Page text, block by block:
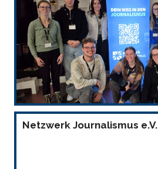
Netzwerk Journalismus e.V.